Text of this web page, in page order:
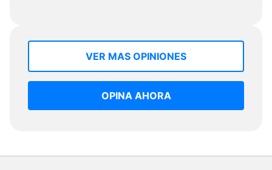
VER MAS OPINIONES
OPINA AHORA